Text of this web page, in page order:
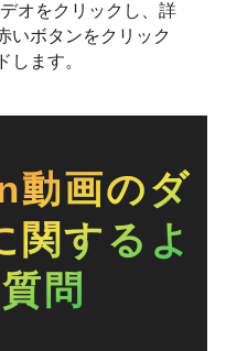
オをクリックし、詳
いボタンをクリック
します。
画のダ
関するよ
問